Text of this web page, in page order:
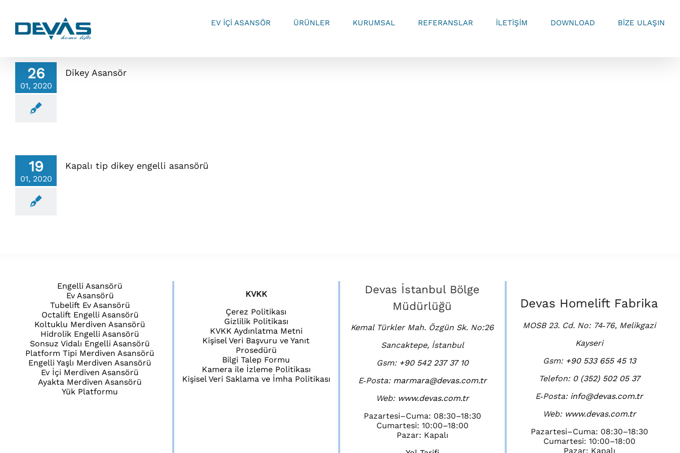
content
EV İÇİ ASANSÖR ÜRÜNLER KURUMSAL REFERANSLAR İLETİŞİM DOWNLOAD BİZE ULAŞIN
26
01, 2020
Dikey Asansör
19
01, 2020
Kapalı tip dikey engelli asansörü
Engelli Asansörü
Ev Asansörü
Tubelift Ev Asansörü
Octalift Engelli Asansörü
Koltuklu Merdiven Asansörü
Hidrolik Engelli Asansörü
Sonsuz Vidalı Engelli Asansörü
Platform Tipi Merdiven Asansörü
Engelli Yaşlı Merdiven Asansörü
Ev İçi Merdiven Asansörü
Ayakta Merdiven Asansörü
Yük Platformu
KVKK
Çerez Politikası
Gizlilik Politikası
KVKK Aydınlatma Metni
Kişisel Veri Başvuru ve Yanıt
Prosedürü
Bilgi Talep Formu
Kamera ile İzleme Politikası
Kişisel Veri Saklama ve İmha Politikası
Devas İstanbul Bölge
Müdürlüğü
Kemal Türkler Mah. Özgün Sk. No:26
Sancaktepe, İstanbul
Gsm: +90 542 237 37 10
E‑Posta: marmara@devas.com.tr
Web: www.devas.com.tr
Pazartesi–Cuma: 08:30–18:30
Cumartesi: 10:00–18:00
Pazar: Kapalı
Devas Homelift Fabrika
MOSB 23. Cd. No: 74‑76, Melikgazi
Kayseri
Gsm: +90 533 655 45 13
Telefon: 0 (352) 502 05 37
E‑Posta: info@devas.com.tr
Web: www.devas.com.tr
Pazartesi–Cuma: 08:30–18:30
Cumartesi: 10:00–18:00
Pazar: Kapalı